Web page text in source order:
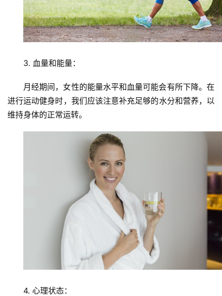
3. 血量和能量：
月经期间，女性的能量水平和血量可能会有所下降。在
进行运动健身时，我们应该注意补充足够的水分和营养，以
维持身体的正常运转。
4. 心理状态：